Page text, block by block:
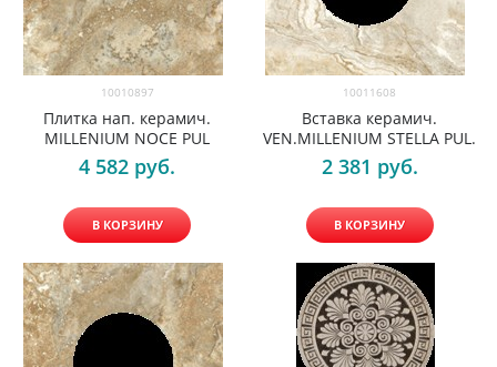
10010897
Плитка нап. керамич.
MILLENIUM NOCE PUL
4 582 руб.
В КОРЗИНУ
10011608
Вставка керамич.
VEN.MILLENIUM STELLA PUL.
2 381 руб.
В КОРЗИНУ